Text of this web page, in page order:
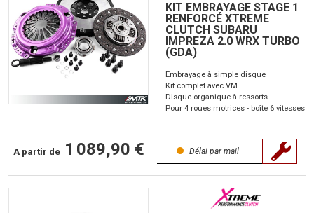
KIT EMBRAYAGE STAGE 1
RENFORCÉ XTREME
CLUTCH SUBARU
IMPREZA 2.0 WRX TURBO
(GDA)
Embrayage à simple disque
Kit complet avec VM
Disque organique à ressorts
Pour 4 roues motrices - boîte 6 vitesses
A partir de 1 089,90 € Délai par mail